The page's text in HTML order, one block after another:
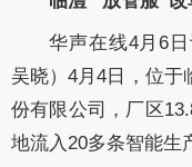
华声在线4月6
吴晓）4月4日，位于
份有限公司，厂区
地流入20多条智能生